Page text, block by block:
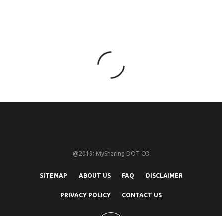
@2019: MySharing DOT CO
SITEMAP ABOUT US FAQ DISCLAIMER
PRIVACY POLICY CONTACT US